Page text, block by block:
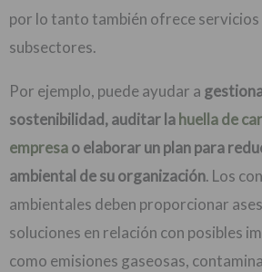
por lo tanto también ofrece servicios
subsectores.
Por ejemplo, puede ayudar a
sostenibilidad, auditar la huella de
empresao elaborar un plan para
ambiental de su organización. Los
ambientales deben proporcionar
soluciones en relación con posibles
como emisiones gaseosas,